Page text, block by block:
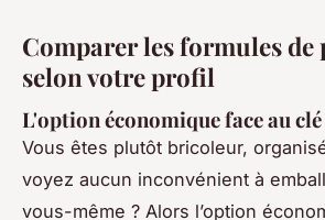
Comparer les formules de
selon votre profil
L'option économique face au
Vous êtes plutôt bricoleur,
voyez aucun inconvénient à
vous-même ? Alors l’option